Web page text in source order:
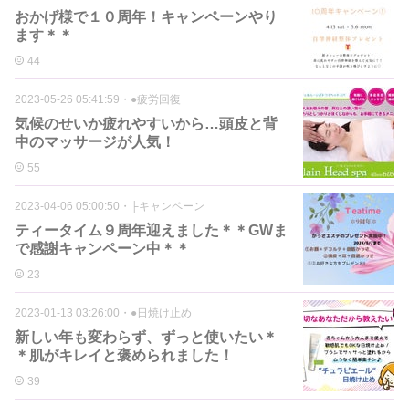
おかげ様で１０周年！キャンペーンやり
ます＊＊
44
2023-05-26 05:41:59 ・ ●疲労回復
気候のせいか疲れやすいから…頭皮と背
中のマッサージが人気！
55
2023-04-06 05:00:50 ・ ├キャンペーン
ティータイム９周年迎えました＊＊GWま
で感謝キャンペーン中＊＊
23
2023-01-13 03:26:00 ・ ●日焼け止め
新しい年も変わらず、ずっと使いたい＊
＊肌がキレイと褒められました！
39